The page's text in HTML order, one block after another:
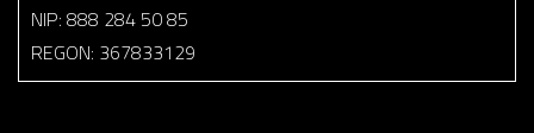
NIP: 888 284 50 85
REGON: 367833129